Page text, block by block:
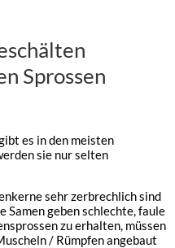
Sprossen
es in den meisten
sie nur selten
sehr zerbrechlich sind
Samen geben schlechte, faule
zu erhalten, müssen
/ Rümpfen angebaut